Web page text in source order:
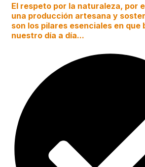
El respeto por la naturaleza, por
una producción artesana y
son los pilares esenciales en que
nuestro día a día...